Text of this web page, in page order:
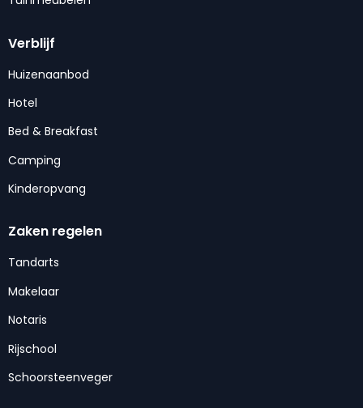
Verblijf
Huizenaanbod
Hotel
Bed & Breakfast
Camping
Kinderopvang
Zaken regelen
Tandarts
Makelaar
Notaris
Rijschool
Schoorsteenveger